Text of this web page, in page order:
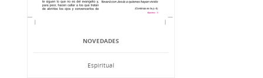
NOVEDADES
Espiritual